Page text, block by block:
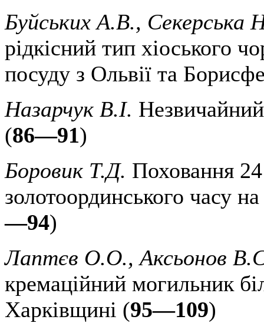
Буйських А.В., Секерська
рідкісний тип хіоського
посуду з Ольвії та
Назарчук В.І. Незвичайний
(86—91)
Боровик Т.Д. Поховання
золотоординського часу
—94)
Лаптєв О.О., Аксьонов
кремаційний могильник
Харківщині (95—109)